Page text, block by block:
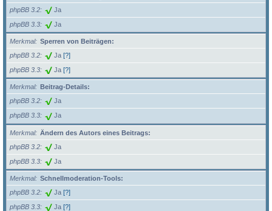
phpBB 3.2
Ja
phpBB 3.3 Ja
Merkmal
Sperren von Beiträgen:
phpBB 3.2
Ja [?]
phpBB 3.3 Ja [?]
Merkmal
Beitrag-Details:
phpBB 3.2
Ja
phpBB 3.3 Ja
Merkmal
Ändern des Autors eines Beitrags:
phpBB 3.2
Ja
phpBB 3.3 Ja
Merkmal
Schnellmoderation-Tools:
phpBB 3.2
Ja [?]
phpBB 3.3 Ja [?]